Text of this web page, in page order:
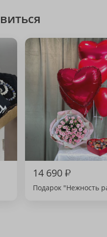
14 690₽
Подарок "Нежность